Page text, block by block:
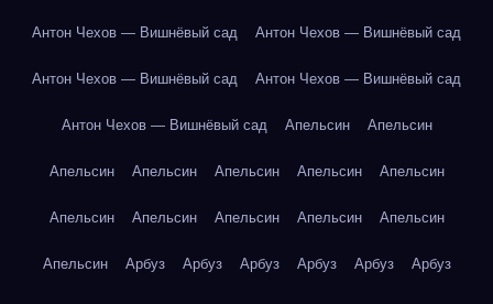
Антон Чехов — Вишнёвый сад Антон Чехов — Вишнёвый сад
Антон Чехов — Вишнёвый сад Антон Чехов — Вишнёвый сад
Антон Чехов — Вишнёвый сад Апельсин Апельсин
Апельсин Апельсин Апельсин Апельсин Апельсин
Апельсин Апельсин Апельсин Апельсин Апельсин
Апельсин Арбуз Арбуз Арбуз Арбуз Арбуз Арбуз